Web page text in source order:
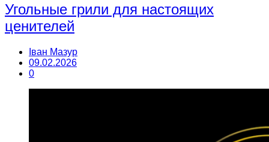
Угольные грили для настоящих
ценителей
Іван Мазур
09.02.2026
0